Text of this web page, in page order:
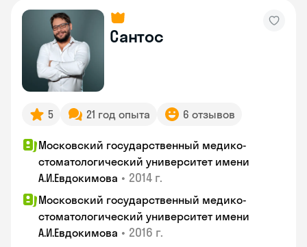
Сантос
5 21 год опыта 6 отзывов
Московский государственный медико-
стоматологический университет имени
А.И.Евдокимова • 2014 г.
Московский государственный медико-
стоматологический университет имени
А.И.Евдокимова • 2016 г.